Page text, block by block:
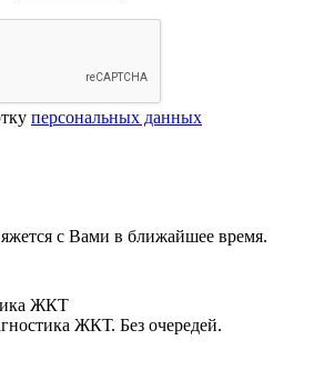
персональных данных
с Вами в ближайшее время.
ЖКТ
ЖКТ. Без очередей.